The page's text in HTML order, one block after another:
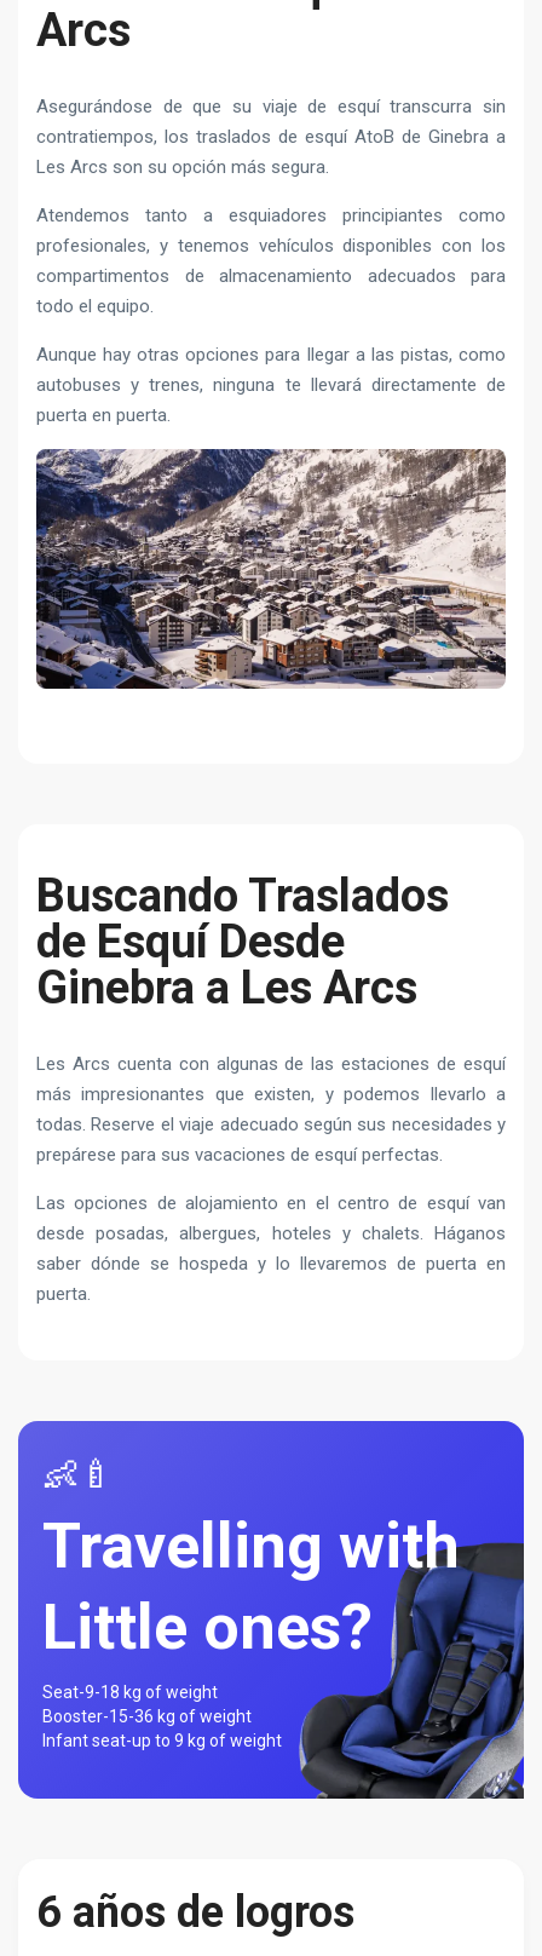
Arcs
Asegurándose de que su viaje de esquí transcurra sin
contratiempos, los traslados de esquí AtoB de Ginebra a
Les Arcs son su opción más segura.
Atendemos tanto a esquiadores principiantes como
profesionales, y tenemos vehículos disponibles con los
compartimentos de almacenamiento adecuados para
todo el equipo.
Aunque hay otras opciones para llegar a las pistas, como
autobuses y trenes, ninguna te llevará directamente de
puerta en puerta.
Buscando Traslados
de Esquí Desde
Ginebra a Les Arcs
Les Arcs cuenta con algunas de las estaciones de esquí
más impresionantes que existen, y podemos llevarlo a
todas. Reserve el viaje adecuado según sus necesidades y
prepárese para sus vacaciones de esquí perfectas.
Las opciones de alojamiento en el centro de esquí van
desde posadas, albergues, hoteles y chalets. Háganos
saber dónde se hospeda y lo llevaremos de puerta en
puerta.
👶🍼
Travelling with
Little ones?
Seat-9-18 kg of weight
Booster-15-36 kg of weight
Infant seat-up to 9 kg of weight
6 años de logros